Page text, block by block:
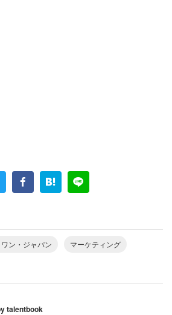
ものの、改めて振り返っても結果的
倉は言います。
の素晴らしさや世界に対する存
けになりました。グローバルマ
高いレイヤーでビジネスに携わ
ン・ジャパン マーケティング
talentbook